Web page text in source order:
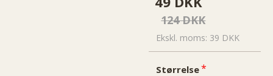
124 DKK
Ekskl. moms: 39 DKK
Størrelse